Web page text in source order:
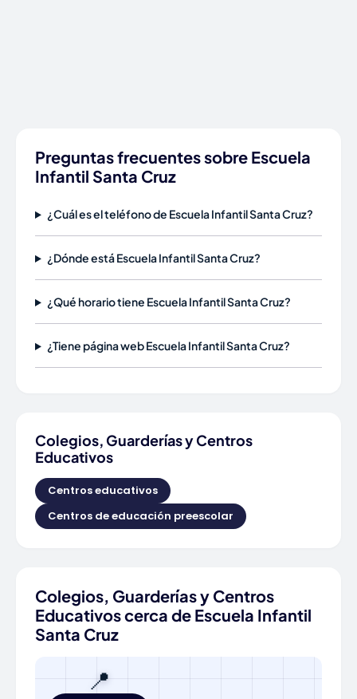
Preguntas frecuentes sobre Escuela
Infantil Santa Cruz
¿Cuál es el teléfono de Escuela Infantil Santa Cruz?
¿Dónde está Escuela Infantil Santa Cruz?
¿Qué horario tiene Escuela Infantil Santa Cruz?
¿Tiene página web Escuela Infantil Santa Cruz?
Colegios, Guarderías y Centros
Educativos
Centros educativos
Centros de educación preescolar
Colegios, Guarderías y Centros
Educativos cerca de Escuela Infantil
Santa Cruz
📍